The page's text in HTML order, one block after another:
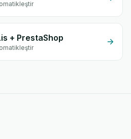
+ PrestaShop